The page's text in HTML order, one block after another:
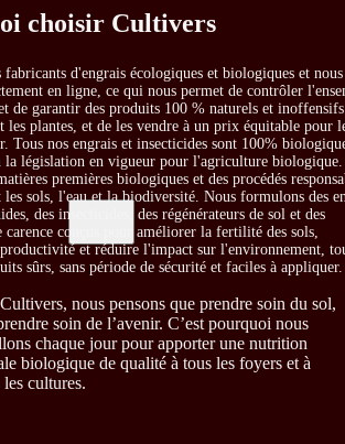
MATERIAS PRIMAS
PLANTAS INTERIOR
GROWPUNCH
VER TODAS
BIODINÁMICAS DEMETER
HORTALIZA FRUTO
SEMILLAS HORTALIZA DE
choisir Cultivers
fabricants d'engrais écologiques et biologiques et nous
en ligne, ce qui nous permet de contrôler
de garantir des produits 100 % naturels et
les plantes, et de les vendre à un prix équitable pour
Tous nos engrais et insecticides sont 100%
la législation en vigueur pour l'agriculture biologique.
premières biologiques et des procédés
les sols, l'eau et la biodiversité. Nous formulons des
des insecticides, des régénérateurs de sol et des
carence conçus pour améliorer la fertilité des sols,
et réduire l'impact sur l'environnement,
sûrs, sans période de sécurité et faciles à appliquer.
nous pensons que prendre soin du sol,
soin de l’avenir. C’est pourquoi nous
chaque jour pour apporter une nutrition
biologique de qualité à tous les foyers et à
les cultures.